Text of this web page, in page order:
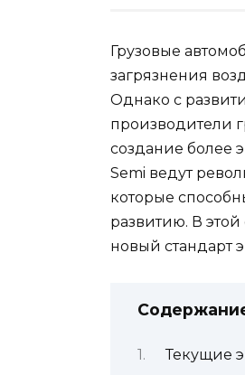
Грузовые
загрязнения
Однако с
производители
создание более
Semi ведут
которые
развитию. В
новый стандарт
Текущие